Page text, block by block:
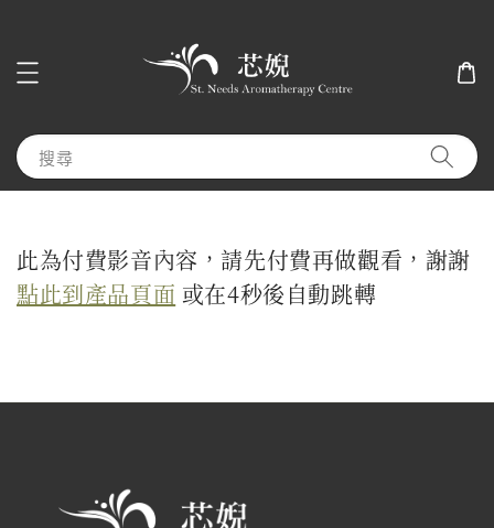
搜尋
此為付費影音內容，請先付費再做觀看，謝謝
點此到產品頁面 或在3秒後自動跳轉